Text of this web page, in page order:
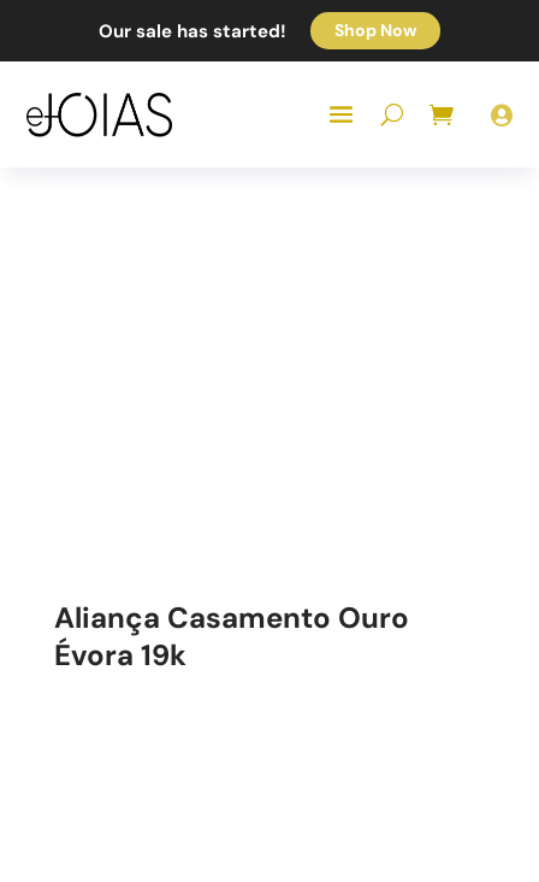
Our sale has started! Shop Now

Aliança Casamento Ouro
Évora 19k